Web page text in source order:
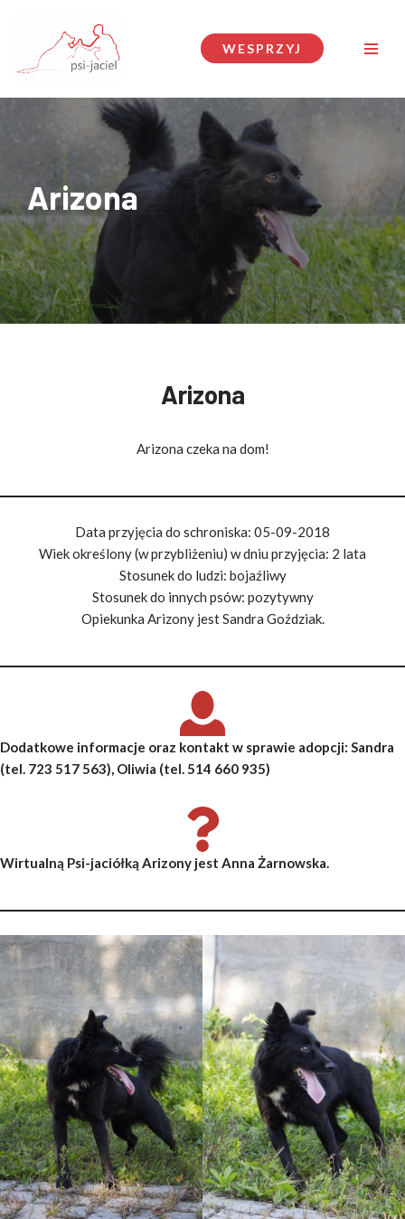
Przejdź
do
WESPRZYJ
Arizona
Arizona
Arizona czeka na dom!
Data przyjęcia do schroniska: 05-09-2018
Wiek określony (w przybliżeniu) w dniu przyjęcia: 2 lata
Stosunek do ludzi: bojaźliwy
Stosunek do innych psów: pozytywny
Opiekunka Arizony jest Sandra Goździak.
Dodatkowe informacje oraz kontakt w sprawie adopcji: Sandra
(tel. 723 517 563), Oliwia (tel. 514 660 935)
Wirtualną Psi-jaciółką Arizony jest Anna Żarnowska.